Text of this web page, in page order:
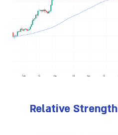
מדד החוזק היחסי – Relative Strength